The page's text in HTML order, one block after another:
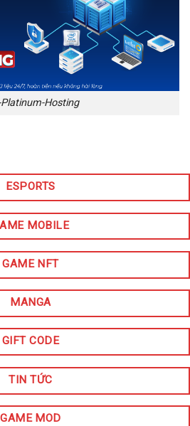
Hosting
ESPORTS
MOBILE
GAME NFT
MANGA
GIFT CODE
TIN TỨC
GAME MOD